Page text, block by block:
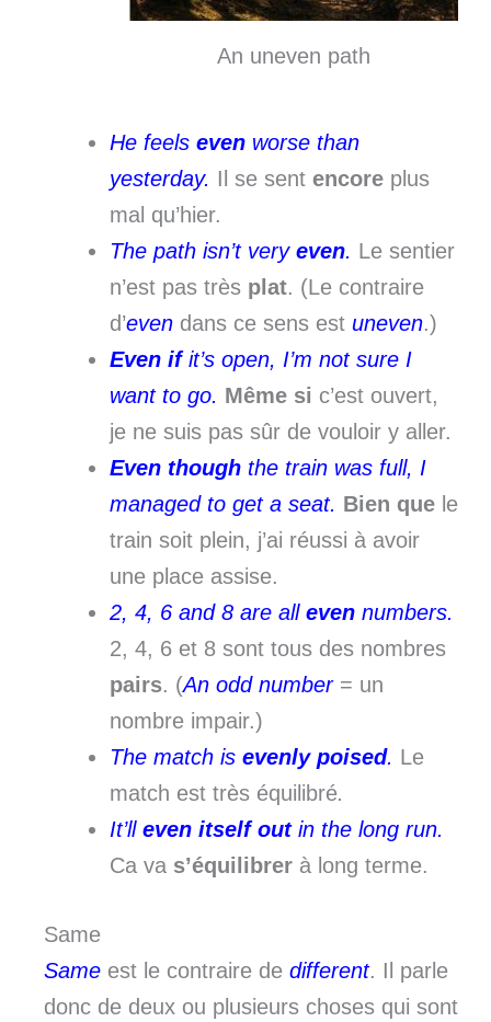
An uneven path
He feels even worse than
yesterday. Il se sent encore plus
mal qu’hier.
The path isn’t very even. Le sentier
n’est pas très plat. (Le contraire
d’even dans ce sens est uneven.)
Even ifit’s open, I’m not sure I
want to go. Même si c’est ouvert,
je ne suis pas sûr de vouloir y aller.
Even though the train was full, I
managed to get a seat. Bien que le
train soit plein, j’ai réussi à avoir
une place assise.
2, 4, 6 and 8 are all even numbers.
2, 4, 6 et 8 sont tous des nombres
pairs. (An odd number= un
nombre impair.)
The match is evenly poised. Le
match est très équilibré.
It’ll even itself outin the long run.
Ca va s’équilibrer à long terme.
Same
Same est le contraire de different. Il parle
donc de deux ou plusieurs choses qui sont